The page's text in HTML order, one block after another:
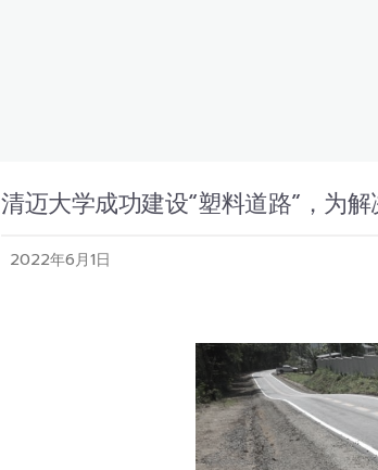
清迈大学成功建设“塑料道路”，为
2022年6月1日